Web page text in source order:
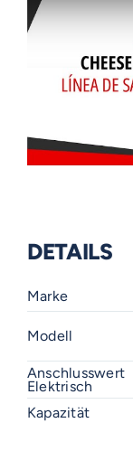
DETAILS
Marke
Modell
Anschlusswert
Elektrisch
Kapazität